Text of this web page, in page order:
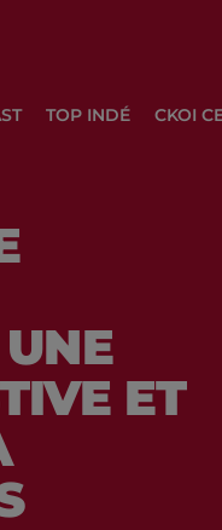
TOP INDÉ CKOI
ET